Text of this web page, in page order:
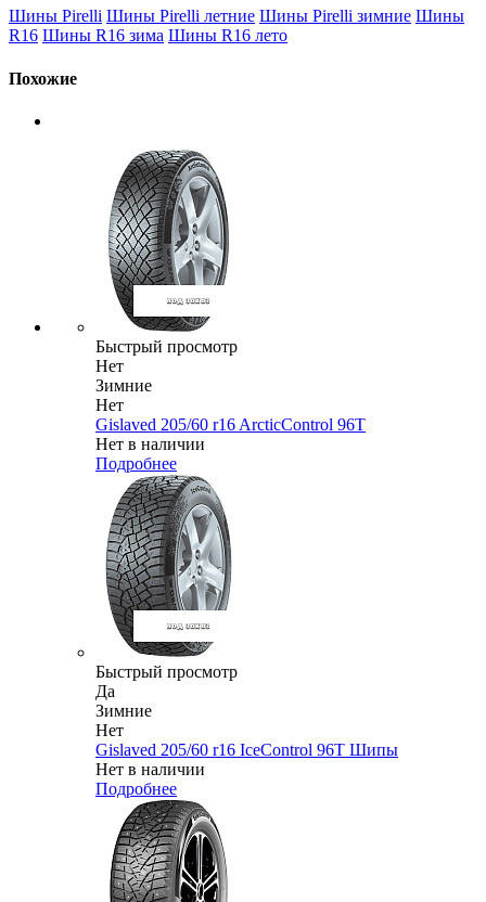
Шины Pirelli Шины Pirelli летние Шины Pirelli зимние Шины
R16 Шины R16 зима Шины R16 лето
Похожие
Быстрый просмотр
Нет
Зимние
Нет
Gislaved 205/60 r16 ArcticControl 96T
Нет в наличии
Подробнее
Быстрый просмотр
Да
Зимние
Нет
Gislaved 205/60 r16 IceControl 96T Шипы
Нет в наличии
Подробнее